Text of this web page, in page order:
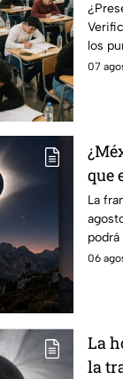
los
07
que
La
06
La
la